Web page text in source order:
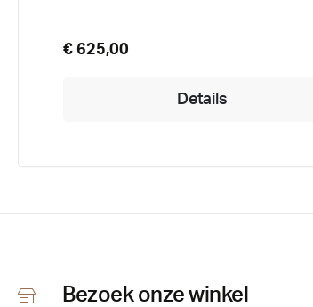
€ 625,00
Details
Bezoek onze winkel